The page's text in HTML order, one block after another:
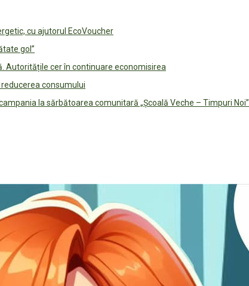
cu ajutorul EcoVoucher
gol”
Autoritățile cer în continuare economisirea
consumului
la sărbătoarea comunitară „Școală Veche – Timpuri Noi”